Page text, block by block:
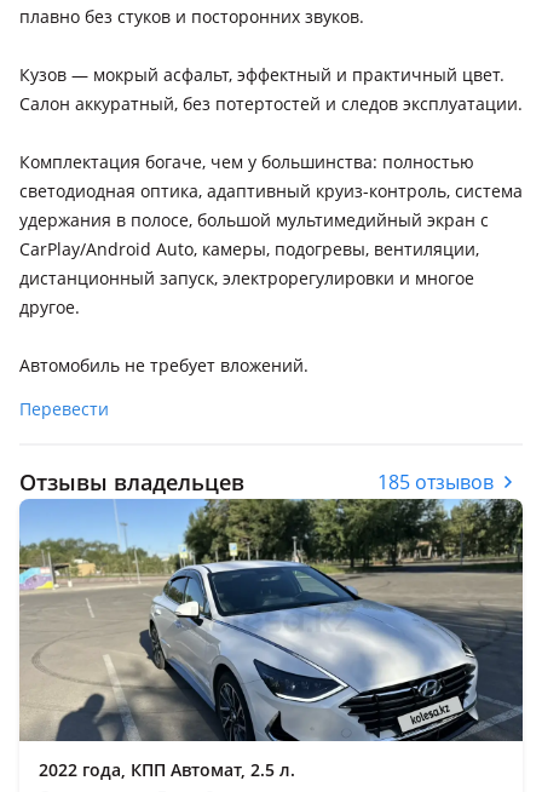
плавно без стуков и посторонних звуков.
Кузов — мокрый асфальт, эффектный и практичный цвет.
Салон аккуратный, без потертостей и следов эксплуатации.
Комплектация богаче, чем у большинства: полностью
светодиодная оптика, адаптивный круиз-контроль, система
удержания в полосе, большой мультимедийный экран с
CarPlay/Android Auto, камеры, подогревы, вентиляции,
дистанционный запуск, электрорегулировки и многое
другое.
Автомобиль не требует вложений.
Перевести
Отзывы владельцев 185 отзывов
2022 года, КПП Автомат, 2.5 л.